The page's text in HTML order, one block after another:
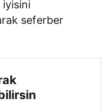
iyisini
seferber